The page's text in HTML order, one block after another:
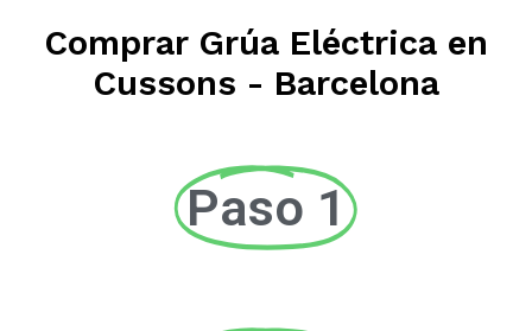
Comprar Grúa Eléctrica en
Cussons - Barcelona
Paso 1